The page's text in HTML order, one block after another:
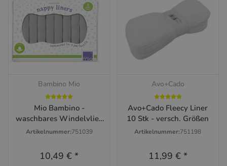
Bambino Mio
Mio Bambino -
waschbares Windelvlies
8 Stk.
Artikelnummer:751039
10,49 €*
Avo+Cado
Avo+Cado Fleecy Liner
10 Stk - versch. Größen
Artikelnummer:751198
11,99 € *